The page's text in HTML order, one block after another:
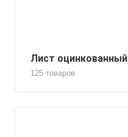
Лист оцинкованный
125 товаров